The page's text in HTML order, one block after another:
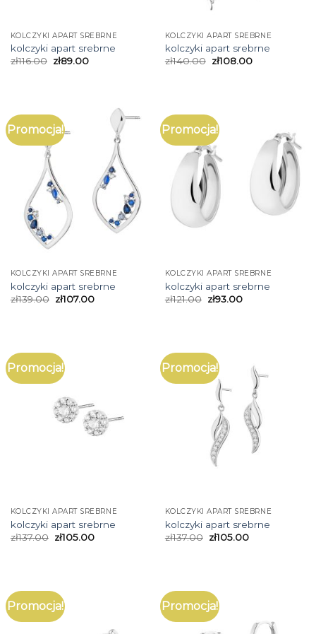
KOLCZYKI APART SREBRNE
kolczyki apart srebrne
zł116.00 zł89.00
KOLCZYKI APART SREBRNE
kolczyki apart srebrne
zł140.00 zł108.00
Promocja!
KOLCZYKI APART SREBRNE
kolczyki apart srebrne
zł139.00 zł107.00
Promocja!
KOLCZYKI APART SREBRNE
kolczyki apart srebrne
zł121.00 zł93.00
Promocja!
KOLCZYKI APART SREBRNE
kolczyki apart srebrne
zł137.00 zł105.00
Promocja!
KOLCZYKI APART SREBRNE
kolczyki apart srebrne
zł137.00 zł105.00
Promocja! Promocja!